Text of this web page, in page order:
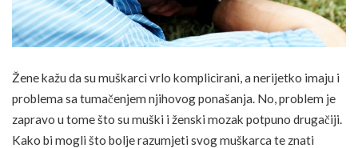
Žene kažu da su muškarci vrlo komplicirani, a nerijetko imaju i
problema sa tumačenjem njihovog ponašanja. No, problem je
zapravo u tome što su muški i ženski mozak potpuno drugačiji.
Kako bi mogli što bolje razumjeti svog muškarca te znati